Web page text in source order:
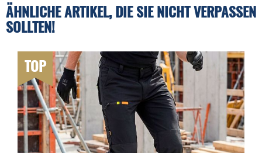
ÄHNLICHE ARTIKEL, DIE SIE NICHT VERPASSEN
SOLLTEN!
TOP